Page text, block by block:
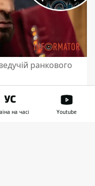
ранкового
у Дніпрі
радіо
шоу з
на часі Youtube